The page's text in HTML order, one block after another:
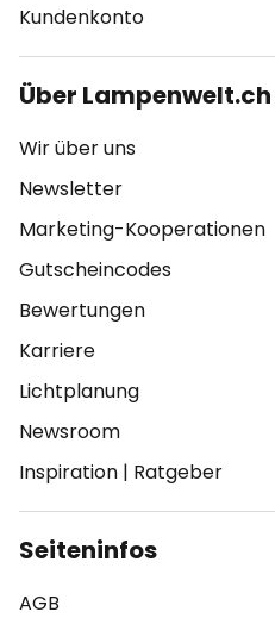
Kundenkonto
Über Lampenwelt.ch
Wir über uns
Newsletter
Marketing-Kooperationen
Gutscheincodes
Bewertungen
Karriere
Lichtplanung
Newsroom
Inspiration | Ratgeber
Seiteninfos
AGB